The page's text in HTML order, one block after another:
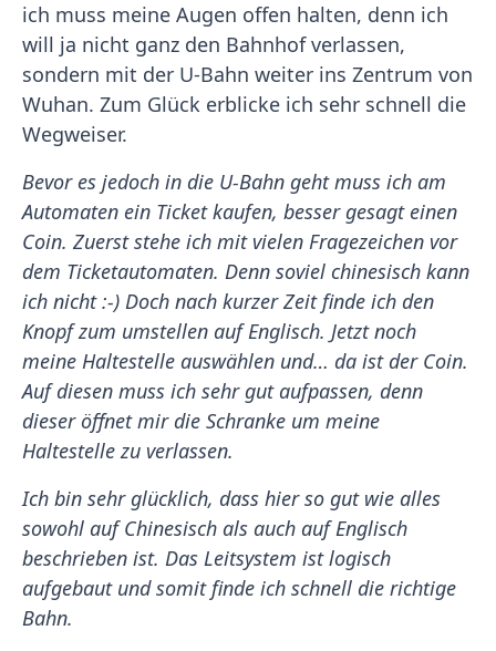
ich muss meine Augen offen halten, denn ich
will ja nicht ganz den Bahnhof verlassen,
sondern mit der U-Bahn weiter ins Zentrum von
Wuhan. Zum Glück erblicke ich sehr schnell die
Wegweiser.
Bevor es jedoch in die U-Bahn geht muss ich am
Automaten ein Ticket kaufen, besser gesagt einen
Coin. Zuerst stehe ich mit vielen Fragezeichen vor
dem Ticketautomaten. Denn soviel chinesisch kann
ich nicht :-) Doch nach kurzer Zeit finde ich den
Knopf zum umstellen auf Englisch. Jetzt noch
meine Haltestelle auswählen und… da ist der Coin.
Auf diesen muss ich sehr gut aufpassen, denn
dieser öffnet mir die Schranke um meine
Haltestelle zu verlassen.
Ich bin sehr glücklich, dass hier so gut wie alles
sowohl auf Chinesisch als auch auf Englisch
beschrieben ist. Das Leitsystem ist logisch
aufgebaut und somit finde ich schnell die richtige
Bahn.